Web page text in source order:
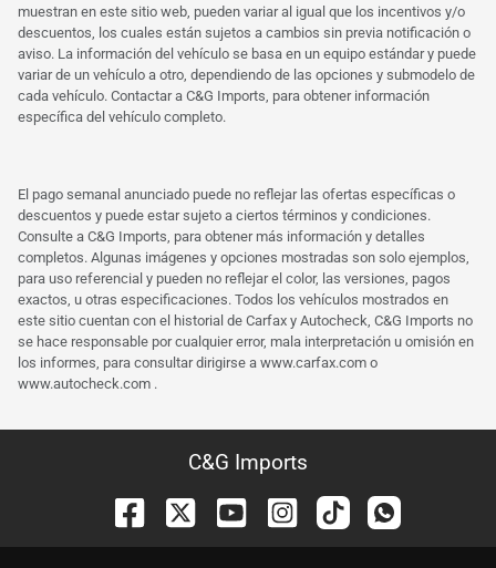
muestran en este sitio web, pueden variar al igual que los incentivos y/o
descuentos, los cuales están sujetos a cambios sin previa notificación o
aviso. La información del vehículo se basa en un equipo estándar y puede
variar de un vehículo a otro, dependiendo de las opciones y submodelo de
cada vehículo. Contactar a C&G Imports, para obtener información
específica del vehículo completo.
El pago semanal anunciado puede no reflejar las ofertas específicas o
descuentos y puede estar sujeto a ciertos términos y condiciones.
Consulte a C&G Imports, para obtener más información y detalles
completos. Algunas imágenes y opciones mostradas son solo ejemplos,
para uso referencial y pueden no reflejar el color, las versiones, pagos
exactos, u otras especificaciones. Todos los vehículos mostrados en
este sitio cuentan con el historial de Carfax y Autocheck, C&G Imports no
se hace responsable por cualquier error, mala interpretación u omisión en
los informes, para consultar dirigirse a www.carfax.com o
www.autocheck.com .
C&G Imports